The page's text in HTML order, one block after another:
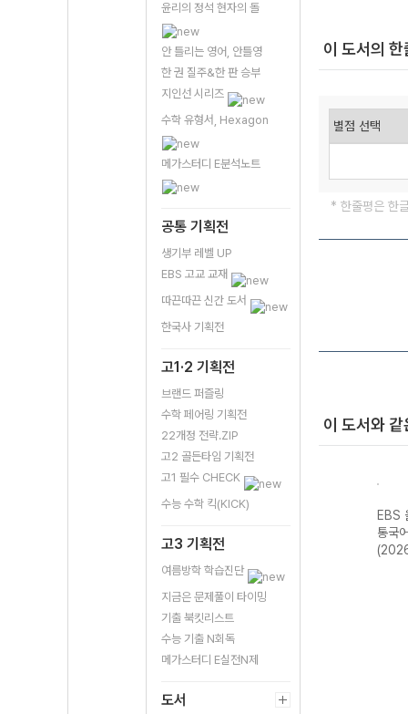
윤리의 정석 현자의 돌
안 틀리는 영어, 안틀영
한 권 질주&한 판 승부
지인선 시리즈
수학 유형서, Hexagon
메가스터디 E분석노트
공통 기획전
생기부 레벨 UP
EBS 고교 교재
따끈따끈 신간 도서
한국사 기획전
고1·2 기획전
브랜드 퍼즐링
수학 페어링 기획전
22개정 전략.ZIP
고2 골든타임 기획전
고1 필수 CHECK
수능 수학 킥(KICK)
고3 기획전
여름방학 학습진단
지금은 문제풀이 타이밍
기출 북킷리스트
수능 기출 N회독
메가스터디 E실전N제
도서
이 도서의 한
* 한줄평은 한
이 도서와
EBS 올림포스 고
문학 읽기-22개
정 (2026년용)
EBS
통국